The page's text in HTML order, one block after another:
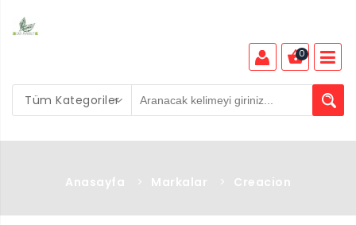
Tüm Kategoriler
0
Anasayfa > Markalar > Creacion